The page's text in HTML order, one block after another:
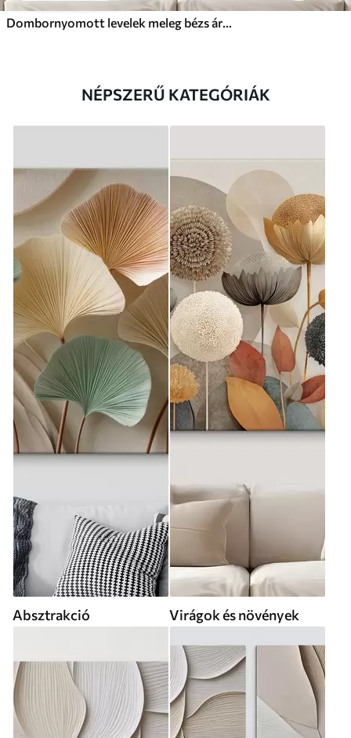
Dombornyomott levelek meleg bézs árnyalatokban
NÉPSZERŰ KATEGÓRIÁK
Absztrakció Virágok és növények